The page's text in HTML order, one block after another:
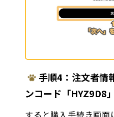
手順4：注文者情
ンコード「HYZ9D8
すると購入手続き画面